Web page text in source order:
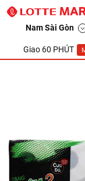
Nam Sài Gòn
Giao 60 PHÚT